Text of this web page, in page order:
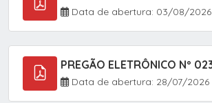
Data de abertura: 03/08/2026
Data de abertura: 28/07/2026